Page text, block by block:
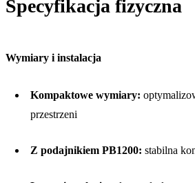
Specyfikacja fizyczna
Wymiary i instalacja
Kompaktowe wymiary:
przestrzeni
Z podajnikiem PB1200: stabilna